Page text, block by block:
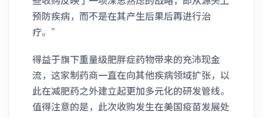
预防疾病，而不是在其产生后果后再进行治
疗。”
得益于旗下重量级肥胖症药物带来的充沛现金
流，这家制药商一直在向其他疾病领域扩张，以
此在减肥药之外建立起更加多元化的研发管线。
值得注意的是，此次收购发生在美国疫苗发展处